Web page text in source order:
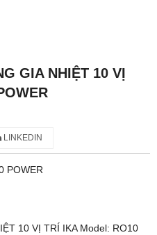
GIA NHIỆT 10 VỊ
LINKEDIN
POWER
10 VỊ TRÍ IKA Model: RO10